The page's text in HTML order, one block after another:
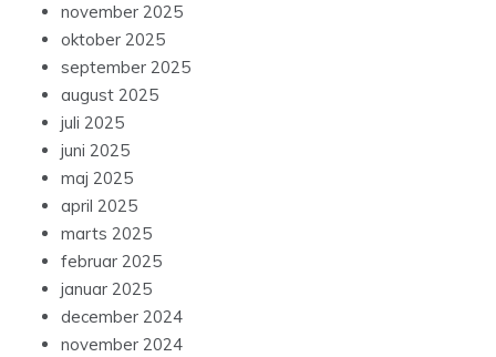
november 2025
oktober 2025
september 2025
august 2025
juli 2025
juni 2025
maj 2025
april 2025
marts 2025
februar 2025
januar 2025
december 2024
november 2024